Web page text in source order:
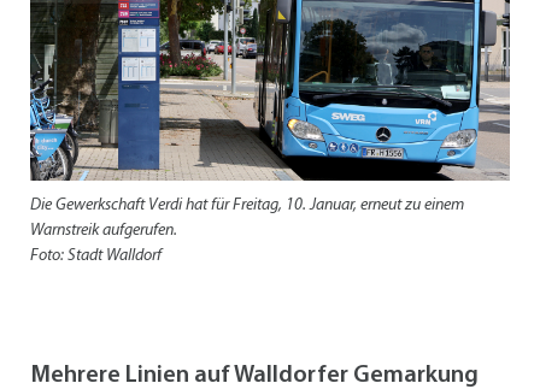
Die Gewerkschaft Verdi hat für Freitag, 10. Januar, erneut zu einem
Warnstreik aufgerufen.
Foto: Stadt Walldorf
Mehrere Linien auf Walldorfer Gemarkung